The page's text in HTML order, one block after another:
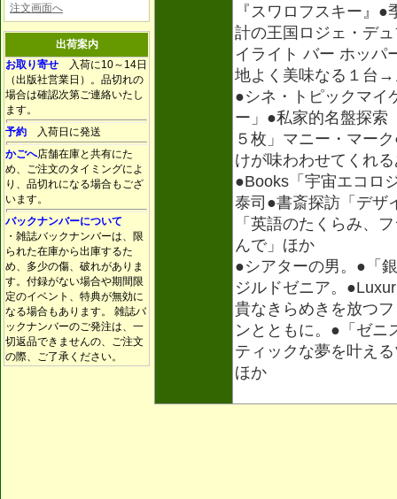
注文画面へ
出荷案内
お取り寄せ 入荷に10～14日
（出版社営業日）。品切れの
場合は確認次第ご連絡いたし
ます。
予約 入荷日に発送
かごへ店舗在庫と共有にた
め、ご注文のタイミングによ
り、品切れになる場合もござ
います。
バックナンバーについて
・雑誌バックナンバーは、限
られた在庫から出庫するた
め、多少の傷、破れがありま
す。付録がない場合や期間限
定のイベント、特典が無効に
なる場合もあります。 雑誌バ
ックナンバーのご発注は、一
切返品できませんの、ご注文
の際、ご了承ください。
『スワロフスキー』
計の王国ロジェ・デ
イライト バー ホッ
地よく美味なる１台→
●シネ・トピックマイ
ー」●私家的名盤探索
５枚」マニー・マー
けが味わわせてくれ
●Books「宇宙エコロ
泰司●書斎探訪「デザ
「英語のたくらみ、
んで」ほか
●シアターの男。●「
ジルドゼニア。
貴なきらめきを放つ
ンとともに。●「ゼニ
ティックな夢を叶え
ほか